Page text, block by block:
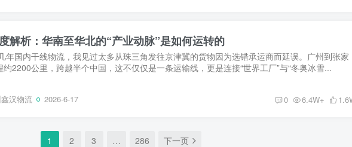
解析：华南至华北的“产业动脉”是如何运转的
年国内干线物流，我见过太多从珠三角发往京津冀的货物因为选错承运商而延误。广州到张家
约2200公里，跨越半个中国，这不仅仅是一条运输线，更是连接“世界工厂”与“冬奥冰雪...
汉物流 2026-6-17 0 6.4W+
1 2 3 … 286 下一页